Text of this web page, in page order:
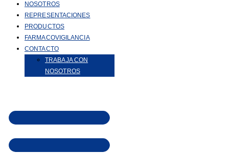
NOSOTROS
REPRESENTACIONES
PRODUCTOS
FARMACOVIGILANCIA
CONTACTO
TRABAJA CON
NOSOTROS